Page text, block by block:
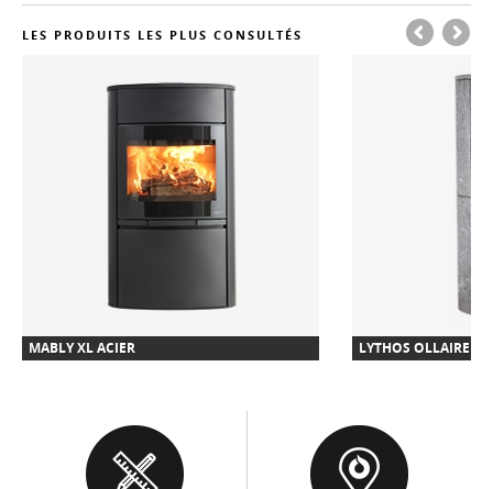
LES PRODUITS LES PLUS CONSULTÉS
MABLY XL ACIER LYTHOS OLLAIRE